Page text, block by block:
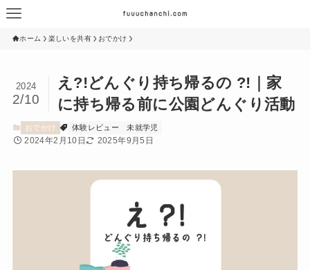
ホーム 楽しいを共有 おでかけ
え?!どんぐり持ち帰るの ?!｜家
に持ち帰る前に公園どんぐり活動
2024
2/10
おでかけ 体験レビュー 未就学児
2024年2月10日 2025年9月5日